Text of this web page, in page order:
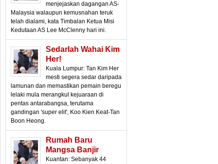
menjejaskan dagangan AS-
Malaysia walaupun kemusnahan teruk
telah dialami, kata Timbalan Ketua Misi
Kedutaan AS Lee McClenny hari ini.
Sedarlah Wahai Kim
Her!
Kuala Lumpur: Tan Kim Her
mesti segera sedar daripada
lamunan dan memastikan pemain beregu
lelaki mula merangkul kejuaraan di
pentas antarabangsa, terutama
gandingan 'super elit', Koo Kien Keat-Tan
Boon Heong.
Rumah Baru
Mangsa Banjir
Kuantan: Sebanyak 44